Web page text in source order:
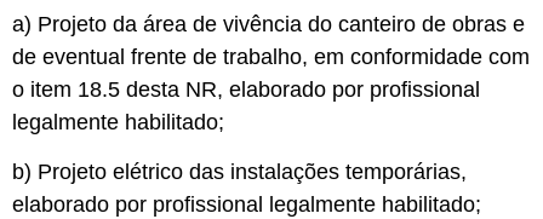
a) Projeto da área de vivência do canteiro de obras e
de eventual frente de trabalho, em conformidade com
o item 18.5 desta NR, elaborado por profissional
legalmente habilitado;
b) Projeto elétrico das instalações temporárias,
elaborado por profissional legalmente habilitado;